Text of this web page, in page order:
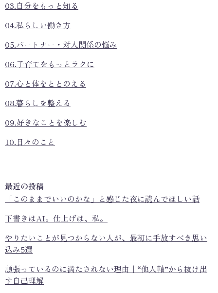
03.自分をもっと知る
04.私らしい働き方
05.パートナー・対人関係の悩み
06.子育てをもっとラクに
07.心と体をととのえる
08.暮らしを整える
09.好きなことを楽しむ
10.日々のこと
最近の投稿
「このままでいいのかな」と感じた夜に読んでほしい話
下書きはAI。仕上げは、私。
やりたいことが見つからない人が、最初に手放すべき思い
込み5選
頑張っているのに満たされない理由｜“他人軸”から抜け出
す自己理解